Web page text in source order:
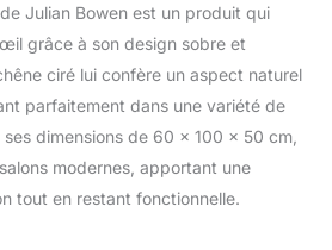
Julian Bowen est un produit qui
grâce à son design sobre et
ciré lui confère un aspect naturel
parfaitement dans une variété de
dimensions de 60 x 100 x 50 cm,
modernes, apportant une
tout en restant fonctionnelle.